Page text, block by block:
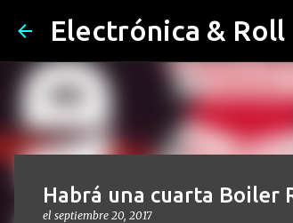
Electrónica & Roll
Habrá una cuarta Boiler
el septiembre 20, 2017